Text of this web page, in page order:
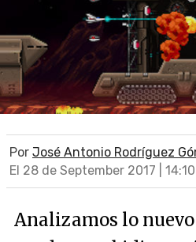
Por José Antonio Rodríguez
El 28 de September 2017 | 14:10
Analizamos lo